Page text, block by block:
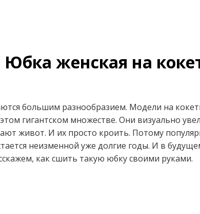
женская на
большим разнообразием. Модели на
гигантском множестве. Они визуально
живот. И их просто кроить. Потому
неизменной уже долгие годы. И в
как сшить такую юбку своими руками.